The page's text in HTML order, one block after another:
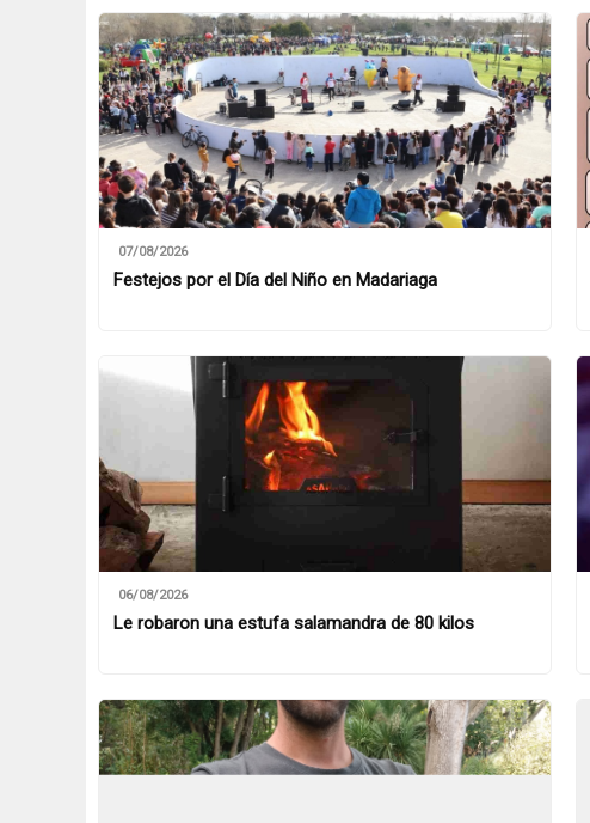
07/08/2026
Festejos por el Día del Niño en Madariaga
06/08/2026
Le robaron una estufa salamandra de 80 kilos